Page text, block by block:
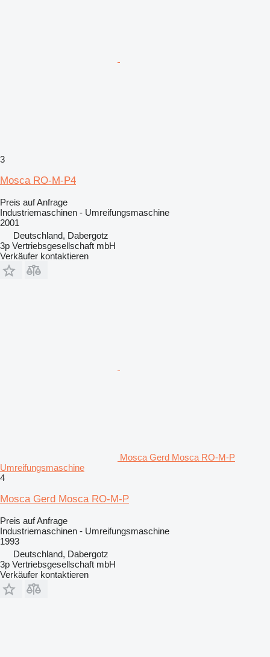
3
Mosca RO-M-P4
Preis auf Anfrage
Industriemaschinen - Umreifungsmaschine
2001
Deutschland, Dabergotz
3p Vertriebsgesellschaft mbH
Verkäufer kontaktieren
Mosca Gerd Mosca RO-M-P
Umreifungsmaschine
4
Mosca Gerd Mosca RO-M-P
Preis auf Anfrage
Industriemaschinen - Umreifungsmaschine
1993
Deutschland, Dabergotz
3p Vertriebsgesellschaft mbH
Verkäufer kontaktieren